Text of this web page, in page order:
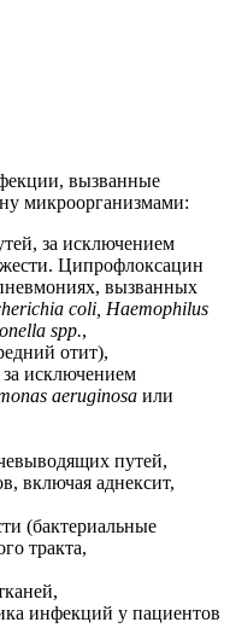
вызванные
микроорганизмами:
за исключением
Ципрофлоксацин
вызванных
coli, Haemophilus
spp.,
отит),
исключением
aeruginosa или
путей,
включая аднексит,
(бактериальные
тракта,
инфекций у пациентов